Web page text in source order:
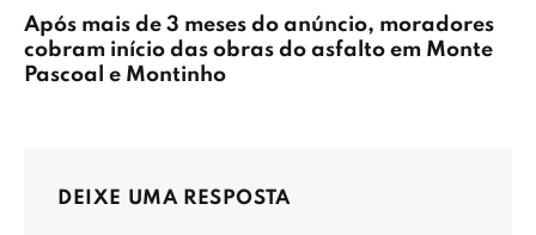
Após mais de 3 meses do anúncio, moradores
cobram início das obras do asfalto em Monte
Pascoal e Montinho
DEIXE UMA RESPOSTA